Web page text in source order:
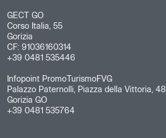
GECT GO
Corso Italia, 55
Gorizia
CF: 91036160314
+39 0481 535446
Infopoint PromoTurismoFVG
Palazzo Paternolli, Piazza della Vittoria, 48
Gorizia GO
+39 0481 535764